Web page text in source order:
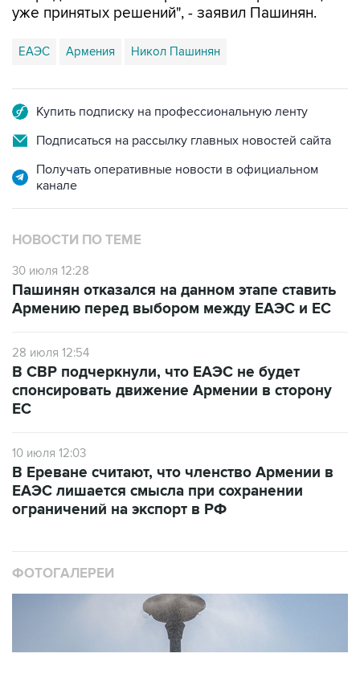
ЕАЭС Армения Никол Пашинян
Подписаться на рассылку главных новостей сайта
Получать оперативные новости в официальном
НОВОСТИ ПО ТЕМЕ
30 июля 12:28
Армению перед выбором между ЕАЭС и ЕС
28 июля 12:54
спонсировать движение Армении в сторону
ЕС
ЕАЭС лишается смысла при сохранении
ограничений на экспорт в РФ